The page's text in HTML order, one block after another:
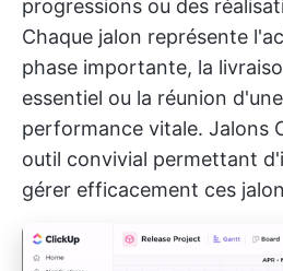
progressions ou des
Chaque jalon représente
phase importante, la
essentiel ou la réunion
performance vitale. Jalons
outil convivial permettant
gérer efficacement ces